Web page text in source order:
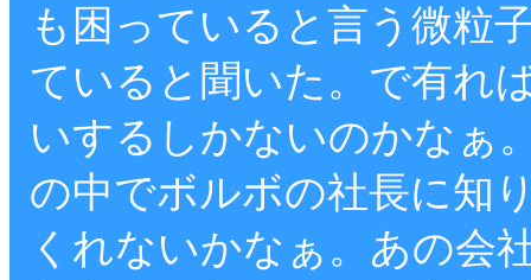
も困っていると言う微粒
ていると聞いた。で有れ
いするしかないのかなぁ
の中でボルボの社長に知
くれないかなぁ。あの会